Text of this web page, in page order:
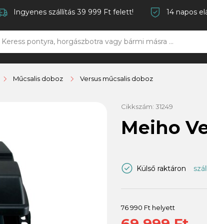
Ingyenes szállítás 39 999 Ft felett! 14 napos
Műcsalis doboz Versus műcsalis doboz
Cikkszám: 31249
Meiho
Külső raktáron
76 990 Ft helyett